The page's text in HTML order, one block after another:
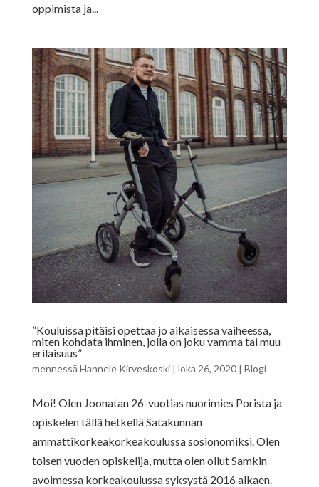
oppimista ja...
”Kouluissa pitäisi opettaa jo aikaisessa vaiheessa,
miten kohdata ihminen, jolla on joku vamma tai muu
erilaisuus”
mennessä Hannele Kirveskoski| loka 26, 2020| Blogi
Moi! Olen Joonatan 26-vuotias nuorimies Porista ja
opiskelen tällä hetkellä Satakunnan
ammattikorkeakorkeakoulussa sosionomiksi. Olen
toisen vuoden opiskelija, mutta olen ollut Samkin
avoimessa korkeakoulussa syksystä 2016 alkaen.